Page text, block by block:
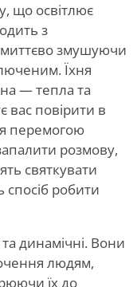
що освітлює
з
миттєво змушуючи
Їхня
— тепла та
вас повірити в
перемогою
розмову,
святкувати
спосіб робити
динамічні. Вони
людям,
їх до